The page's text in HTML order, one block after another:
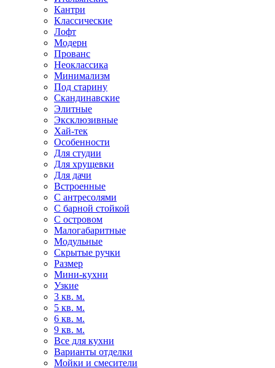
Кантри
Классические
Лофт
Модерн
Прованс
Неоклассика
Минимализм
Под старину
Скандинавские
Элитные
Эксклюзивные
Хай-тек
Особенности
Для студии
Для хрущевки
Для дачи
Встроенные
С антресолями
С барной стойкой
С островом
Малогабаритные
Модульные
Скрытые ручки
Размер
Мини-кухни
Узкие
3 кв. м.
5 кв. м.
6 кв. м.
9 кв. м.
Все для кухни
Варианты отделки
Мойки и смесители